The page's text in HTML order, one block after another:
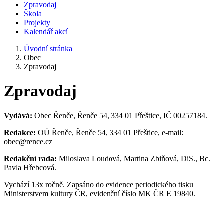
Zpravodaj
Škola
Projekty
Kalendář akcí
Úvodní stránka
Obec
Zpravodaj
Zpravodaj
Vydává: Obec Řenče, Řenče 54, 334 01 Přeštice, IČ 00257184.
Redakce: OÚ Řenče, Řenče 54, 334 01 Přeštice, e-mail:
obec@rence.cz
Redakční rada: Miloslava Loudová, Martina Zbiňová, DiS., Bc.
Pavla Hřebcová.
Vychází 13x ročně. Zapsáno do evidence periodického tisku
Ministerstvem kultury ČR, evidenční číslo MK ČR E 19840.